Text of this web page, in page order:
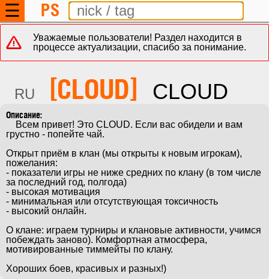
☰ PS
Уважаемые пользователи! Раздел находится в
процессе актуализации, спасибо за понимание.
RU [CLOUD] CLOUD
грустно - попейте чай.
Открыт приём в клан (мы открыты к новым игрокам),
пожелания:
- показатели игры не ниже средних по клану (в том числе
за последний год, полгода)
- высокая мотивация
- минимальная или отсутствующая токсичность
- высокий онлайн.
О клане: играем турниры и клановые активности, учимся
побеждать заново). Комфортная атмосфера,
мотивированные тиммейты по клану.
Хороших боев, красивых и разных!)